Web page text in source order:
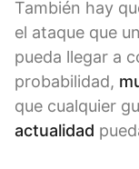
También hay
el ataque que
pueda llegar a
probabilidad,
que cualquier
actualidad